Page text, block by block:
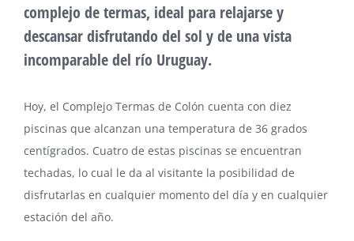
complejo de termas, ideal para relajarse y
descansar disfrutando del sol y de una vista
incomparable del río Uruguay.
Hoy, el Complejo Termas de Colón cuenta con diez
piscinas que alcanzan una temperatura de 36 grados
centígrados. Cuatro de estas piscinas se encuentran
techadas, lo cual le da al visitante la posibilidad de
disfrutarlas en cualquier momento del día y en cualquier
estación del año.